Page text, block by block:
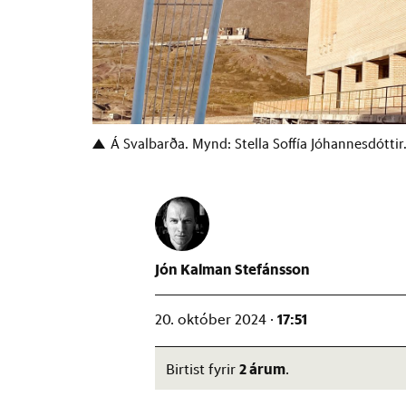
Á Svalbarða. Mynd: Stella Soffía Jóhannesdóttir.
Jón Kalman Stefánsson
20. október 2024 ·17:51
Birtist fyrir2 árum.